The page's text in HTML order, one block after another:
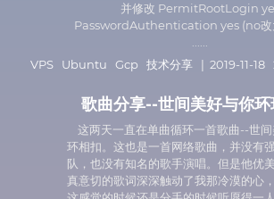
并修改 PermitRootLogin
PasswordAuthentication yes (no改
VPS
Ubuntu Gcp 技术分享 | 2019-11-18
歌曲分享--世间美好与你环
这两天一直在单曲循环一首歌曲--世
环相扣。这也是一首网络歌曲，并没有
队，也没有知名的歌手演唱。但是他优
真意切的歌词深深触动了我那冷漠的心